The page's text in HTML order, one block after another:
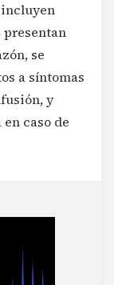
presentan
se
a síntomas
y
caso de